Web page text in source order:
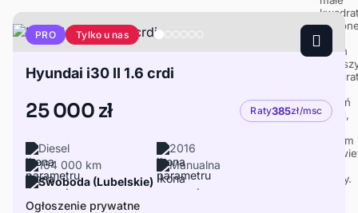
PRO Tylko u nas
Hyundai i30 II 1.6 crdi
25 000 zł Raty385zł/msc
Diesel
2016
164 000 km
Manualna
Swoboda (Lubelskie)
Ogłoszenie prywatne